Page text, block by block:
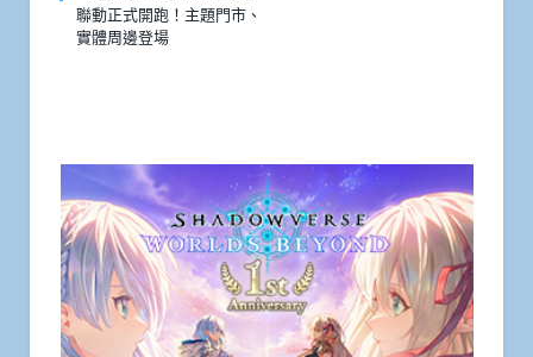
聯動正式開跑！主題門市、
實體周邊登場